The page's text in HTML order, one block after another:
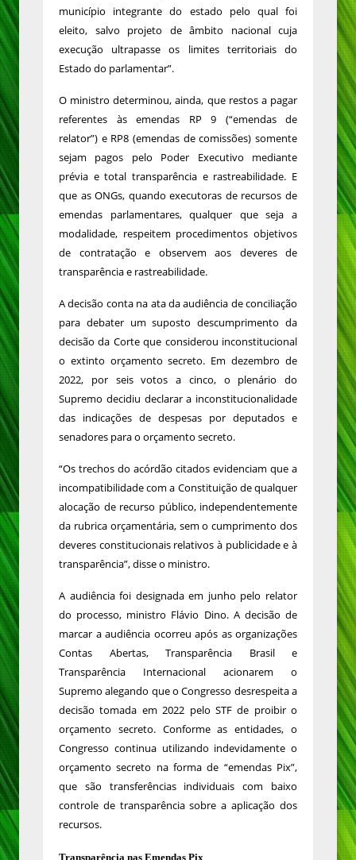
município integrante do estado pelo qual foi
eleito, salvo projeto de âmbito nacional cuja
execução ultrapasse os limites territoriais do
Estado do parlamentar”.
O ministro determinou, ainda, que restos a pagar
referentes às emendas RP 9 (“emendas de
relator”) e RP8 (emendas de comissões) somente
sejam pagos pelo Poder Executivo mediante
prévia e total transparência e rastreabilidade. E
que as ONGs, quando executoras de recursos de
emendas parlamentares, qualquer que seja a
modalidade, respeitem procedimentos objetivos
de contratação e observem aos deveres de
transparência e rastreabilidade.
A decisão conta na ata da audiência de conciliação
para debater um suposto descumprimento da
decisão da Corte que considerou inconstitucional
o extinto orçamento secreto. Em dezembro de
2022, por seis votos a cinco, o plenário do
Supremo decidiu declarar a inconstitucionalidade
das indicações de despesas por deputados e
senadores para o orçamento secreto.
“Os trechos do acórdão citados evidenciam que a
incompatibilidade com a Constituição de qualquer
alocação de recurso público, independentemente
da rubrica orçamentária, sem o cumprimento dos
deveres constitucionais relativos à publicidade e à
transparência”, disse o ministro.
A audiência foi designada em junho pelo relator
do processo, ministro Flávio Dino. A decisão de
marcar a audiência ocorreu após as organizações
Contas Abertas, Transparência Brasil e
Transparência Internacional acionarem o
Supremo alegando que o Congresso desrespeita a
decisão tomada em 2022 pelo STF de proibir o
orçamento secreto. Conforme as entidades, o
Congresso continua utilizando indevidamente o
orçamento secreto na forma de “emendas Pix”,
que são transferências individuais com baixo
controle de transparência sobre a aplicação dos
recursos.
Transparência nas Emendas Pix